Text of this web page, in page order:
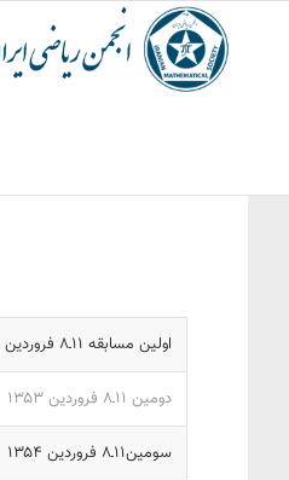
اولین مسابقه ‎۱۱ـ‍۸‎ فروردین ‎۱۳۵۲‎
دومین ۱۱ـ‎‍۸‎ فروردین ‎۱۳۵۳‎
سومین۱۱ـ‎‍۸‎ فروردین ‎۱۳۵۴‎